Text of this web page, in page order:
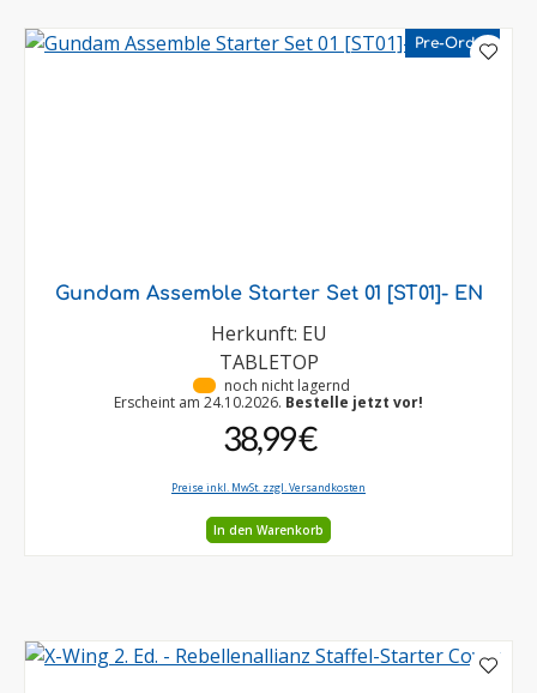
Pre-Order
Gundam Assemble Starter Set 01 [ST01]- EN
Herkunft: EU
TABLETOP
noch nicht lagernd
Erscheint am 24.10.2026. Bestelle jetzt vor!
38,99 €
Preise inkl. MwSt. zzgl. Versandkosten
In den Warenkorb